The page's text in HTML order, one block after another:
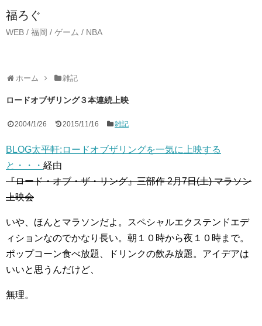
福ろぐ
WEB / 福岡 / ゲーム / NBA
ホーム 雑記
ロードオブザリング３本連続上映
2004/1/26 2015/11/16 雑記
BLOG太平軒:ロードオブザリングを一気に上映する
と・・・ 経由
『ロード・オブ・ザ・リング』三部作 2月7日(土) マラソン
上映会
いや、ほんとマラソンだよ。スペシャルエクステンドエデ
ィションなのでかなり長い。朝１０時から夜１０時まで。
ポップコーン食べ放題、ドリンクの飲み放題。アイデアは
いいと思うんだけど、
無理。